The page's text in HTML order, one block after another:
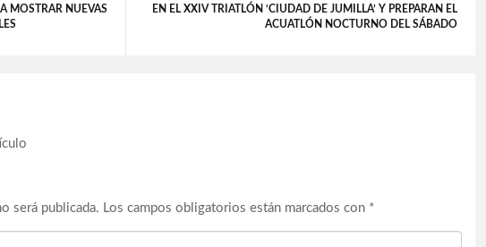
MOSTRAR NUEVAS
EN EL XXIV TRIATLÓN ‘CIUDAD DE JUMILLA’ Y PREPARAN EL
ACUATLÓN NOCTURNO DEL SÁBADO
será publicada. Los campos obligatorios están marcados con *